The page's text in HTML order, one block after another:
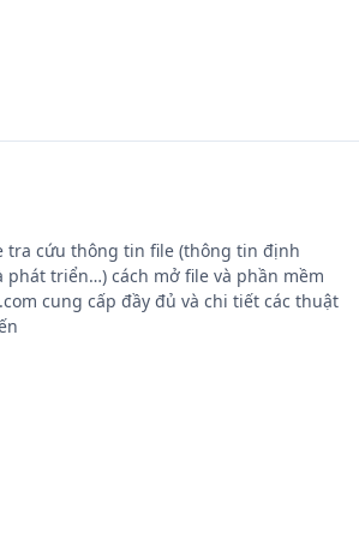
tra cứu thông tin file (thông tin định
phát triển…) cách mở file và phần mềm
cung cấp đầy đủ và chi tiết các thuật